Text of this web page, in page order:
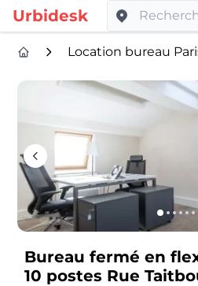
Urbidesk
Location bureau
Bureau fermé en
10 postes Rue